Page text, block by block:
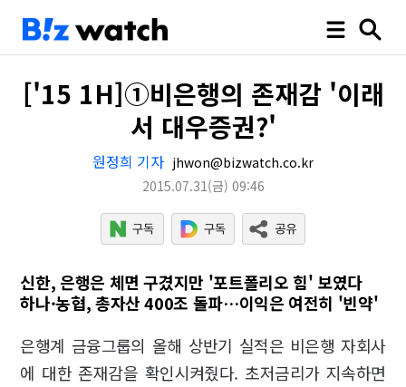
['15 1H]①비은행의 존재감 '이래
서 대우증권?'
원정희 기자 jhwon@bizwatch.co.kr
2015.07.31(금) 09:46
신한, 은행은 체면 구겼지만 '포트폴리오 힘' 보였다
하나·농협, 총자산 400조 돌파…이익은 여전히 '빈약'
은행계 금융그룹의 올해 상반기 실적은 비은행 자회사
에 대한 존재감을 확인시켜줬다. 초저금리가 지속하면